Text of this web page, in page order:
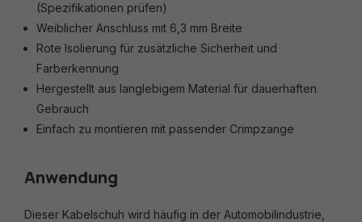
(Spezifikationen prüfen)
Weiblicher Anschluss mit 6,3 mm Breite
Rote Isolierung für zusätzliche Sicherheit und
Farberkennung
Hergestellt aus langlebigem Material für dauerhaften
Gebrauch
Einfach zu montieren mit passender Crimpzange
Anwendung
Dieser Kabelschuh wird häufig in der Automobilindustrie,